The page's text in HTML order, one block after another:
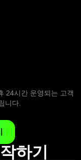
24시간 운영되는 고객
니다.
하기